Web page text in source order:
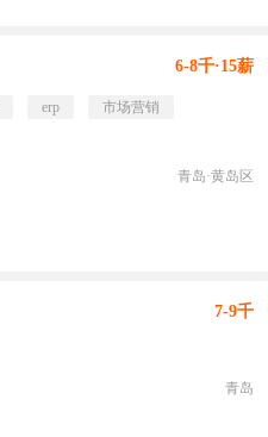
6-8千·15薪
erp
市场营销
青岛·黄岛区
7-9千
青岛